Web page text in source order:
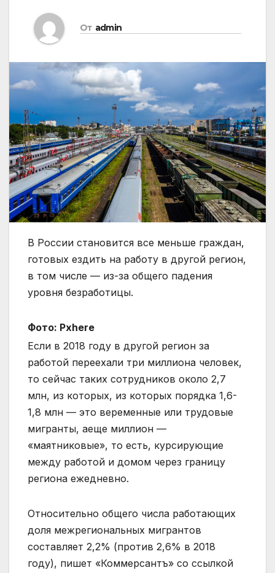
От admin
В России становится все меньше граждан,
готовых ездить на работу в другой регион,
в том числе — из-за общего падения
уровня безработицы.
Фото: Pxhere
Если в 2018 году в другой регион за
работой переехали три миллиона человек,
то сейчас таких сотрудников около 2,7
млн, из которых, из которых порядка 1,6-
1,8 млн — это веременные или трудовые
мигранты, аеще миллион —
«маятниковые», то есть, курсирующие
между работой и домом через границу
региона ежедневно.
Относительно общего числа работающих
доля межрегиональных мигрантов
составляет 2,2% (против 2,6% в 2018
году), пишет «Коммерсантъ» со ссылкой